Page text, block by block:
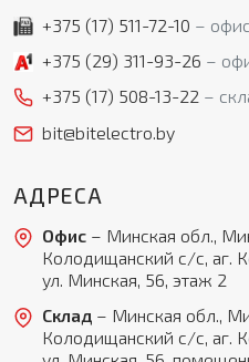
+375 (17) 511-72-10
офис
+375 (29) 311-93-26
+375 (17) 508-13-22
bit@bitelectro.by
АДРЕСА
Офис– Минская обл.,
Колодищанский с/с, аг.
ул. Минская, 56, этаж 2
Склад– Минская обл.,
Колодищанский с/с, аг.